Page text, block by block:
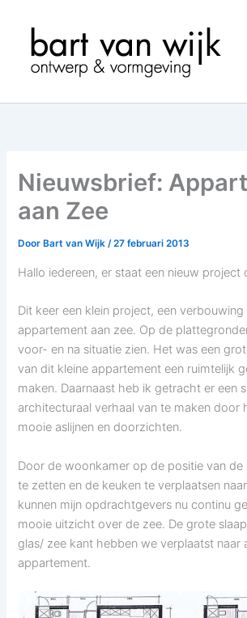
inhoud
Nieuwsbrief:
aan Zee
Door Bart van Wijk/27 februari 2013
Hallo iedereen, er staat een nieuw project
Dit keer een klein project, een verbouwing
appartement aan zee. Op de
voor- en na situatie zien. Het was een
van dit kleine appartement een ruimtelijk
maken. Daarnaast heb ik getracht er een
architecturaal verhaal van te maken door
mooie aslijnen en doorzichten.
Door de woonkamer op de positie van de
te zetten en de keuken te verplaatsen
kunnen mijn opdrachtgevers nu continu
mooie uitzicht over de zee. De grote
glas/ zee kant hebben we verplaatst naar
appartement.